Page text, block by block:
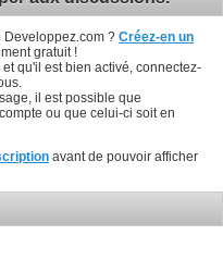
Developpez.com ? Créez-en un
gratuit !
qu'il est bien activé, connectez-
il est possible que
ou que celui-ci soit en
avant de pouvoir afficher